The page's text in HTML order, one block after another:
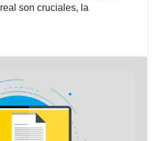
son cruciales, la